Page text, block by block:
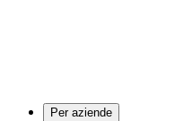
Per aziende